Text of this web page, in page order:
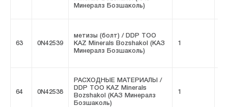
Минералз Бозшаколь)
63 0N42539
метизы (болт) / DDP ТОО
KAZ Minerals Bozshakol (КАЗ
Минералз Бозшаколь)
1
64 0N42538
РАСХОДНЫЕ МАТЕРИАЛЫ /
DDP ТОО KAZ Minerals
Bozshakol (КАЗ Минералз
Бозшаколь)
1